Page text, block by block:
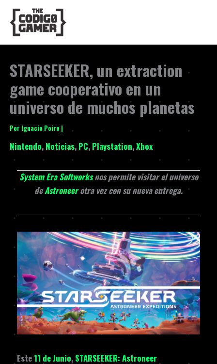
contenido
STARSEEKER, un extraction
game cooperativo en un
universo de muchos planetas
Por Ignacio Poire |
Nintendo, Noticias, PC, Playstation,Xbox
System Era Softworksnos permite visitar el universo
deAstroneerotra vez con su nueva entrega.
Este 11 de Junio, STARSEEKER: Astroneer